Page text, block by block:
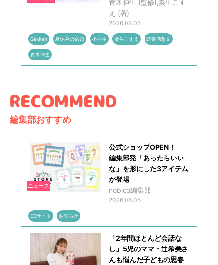
青木伸生 (監修),粟生こず
え (著)
2026.08.05
Gakken 夏休みの宿題 小学生 粟生こずえ 読書感想文
青木伸生
編集部おすすめ
ニュース
公式ショップOPEN！
編集部発「あったらいい
な」を形にした3アイテム
が登場
nobico編集部
2026.08.05
ECサイト お知らせ
「2年間ほとんど会話な
し」5児のママ・辻希美さ
んも悩んだ子どもの思春